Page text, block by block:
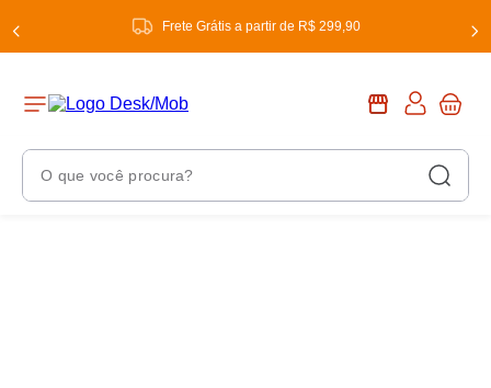
Frete Grátis a partir de R$ 299,90
O que você procura?